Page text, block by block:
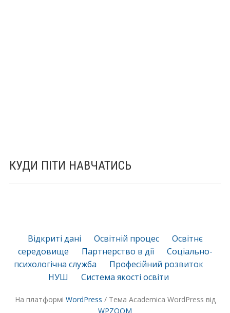
КУДИ ПІТИ НАВЧАТИСЬ
Відкриті дані Освітній процес
Освітнє
середовище
Партнерство в дії
Соціально-
психологічна служба
Професійний розвиток
НУШ
Система якості освіти
На платформі WordPress / Тема Academica WordPress від
WPZOOM